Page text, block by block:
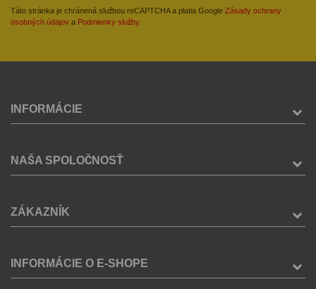
Táto stránka je chránená službou reCAPTCHA a platia Google Zásady ochrany
osobných údajov a Podmienky služby.
INFORMÁCIE
NAŠA SPOLOČNOSŤ
ZÁKAZNÍK
INFORMÁCIE O E-SHOPE